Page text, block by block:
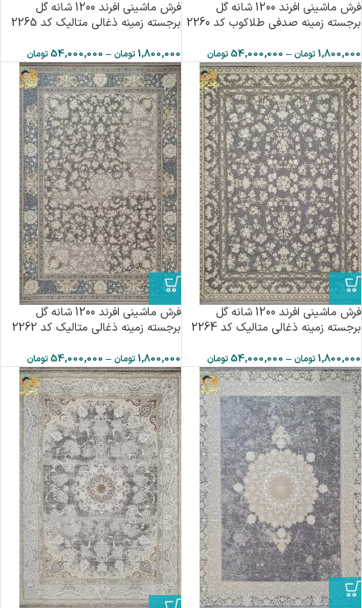
فرش ماشینی افرند 1200 شانه گل
برجسته زمینه صدفی طلاکوب کد 2260
1,800,000 تومان–
54,000,000 تومان
فرش ماشینی افرند 1200 شانه گل
برجسته زمینه ذغالی متالیک کد 2265
1,800,000 تومان –
54,000,000 تومان
فرش ماشینی افرند 1200 شانه گل
برجسته زمینه ذغالی متالیک کد 2264
1,800,000 تومان–
54,000,000 تومان
فرش ماشینی افرند 1200 شانه گل
برجسته زمینه ذغالی متالیک کد 2262
1,800,000 تومان –
54,000,000 تومان